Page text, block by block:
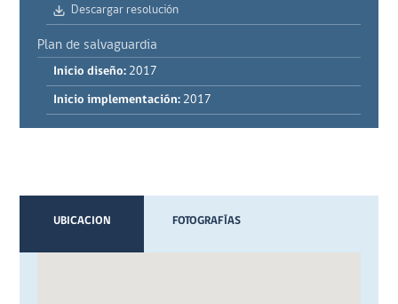
Descargar resolución
Plan de salvaguardia
Inicio diseño: 2017
Inicio implementación: 2017
UBICACION FOTOGRAFÍAS